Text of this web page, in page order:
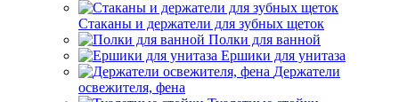
Стаканы и держатели для зубных щеток
Полки для ванной
Ершики для унитаза
Держатели
освежителя, фена